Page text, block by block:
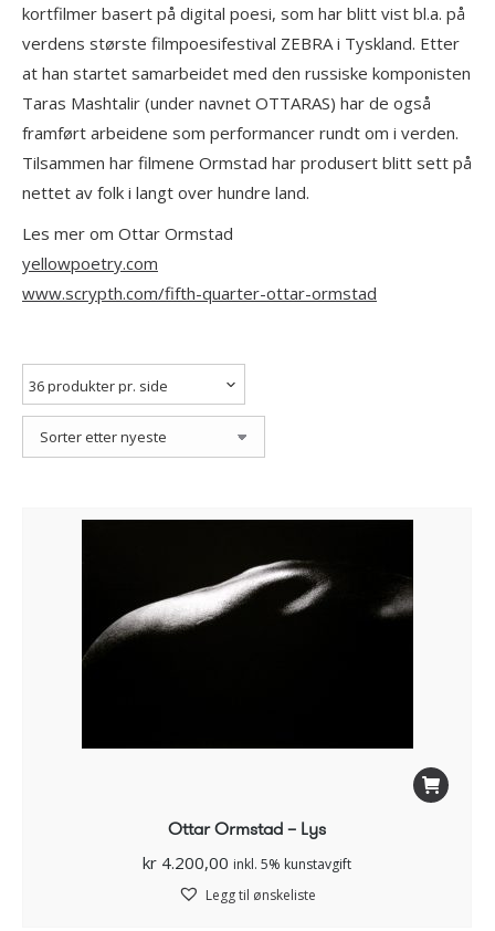
kortfilmer basert på digital poesi, som har blitt vist bl.a. på
verdens største filmpoesifestival ZEBRA i Tyskland. Etter
at han startet samarbeidet med den russiske komponisten
Taras Mashtalir (under navnet OTTARAS) har de også
framført arbeidene som performancer rundt om i verden.
Tilsammen har filmene Ormstad har produsert blitt sett på
nettet av folk i langt over hundre land.
Les mer om Ottar Ormstad
yellowpoetry.com
www.scrypth.com/fifth-quarter-ottar-ormstad
Ottar Ormstad – Lys
kr 4.200,00 inkl. 5% kunstavgift
Legg til ønskeliste